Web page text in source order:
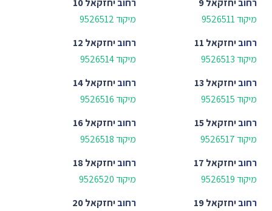
מיקוד 9526511
מיקוד 9526512
רחוביחזקאל 11
מיקוד 9526513
רחוביחזקאל 12
מיקוד 9526514
רחוביחזקאל 13
מיקוד 9526515
רחוביחזקאל 14
מיקוד 9526516
רחוביחזקאל 15
מיקוד 9526517
רחוביחזקאל 16
מיקוד 9526518
רחוביחזקאל 17
מיקוד 9526519
רחוביחזקאל 18
מיקוד 9526520
רחוביחזקאל 19 רחוביחזקאל 20